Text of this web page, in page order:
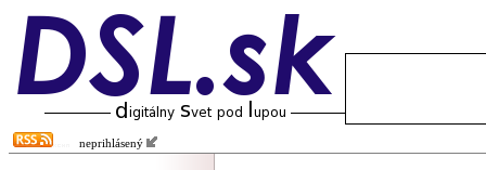
neprihlásený